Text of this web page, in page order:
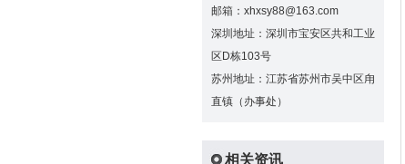
邮箱：xhxsy88@163.com
深圳地址：深圳市宝安区共和工业
区D栋103号
苏州地址：江苏省苏州市吴中区甪
直镇（办事处）
相关资讯